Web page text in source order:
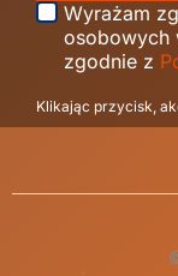
Wyrażam
osobowych
zgodnie z
Klikając przycisk,